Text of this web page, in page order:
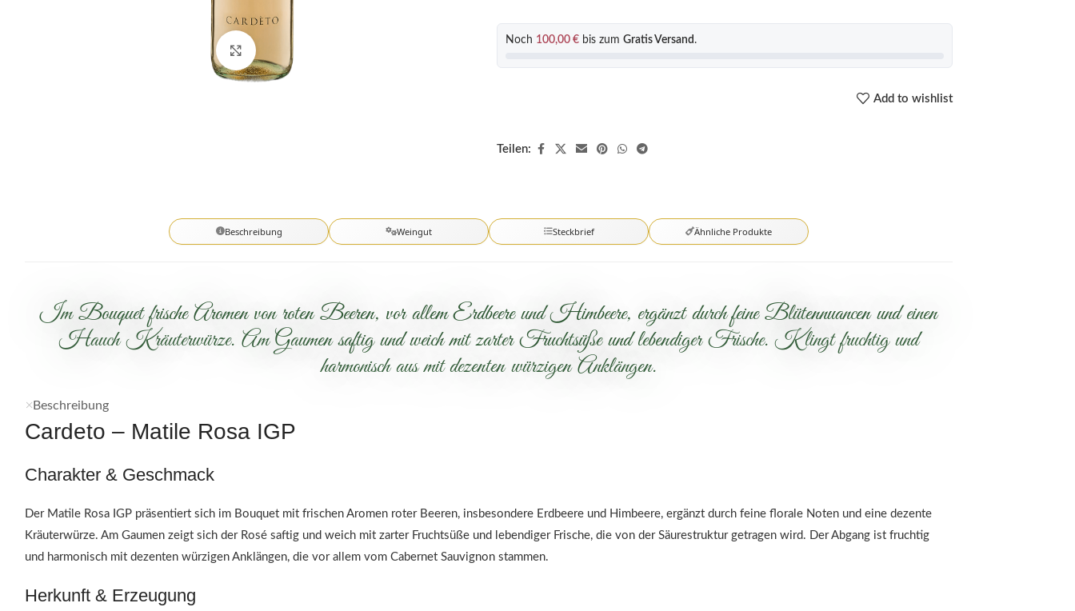
Click to enlarge
Noch 100,00 € bis zum Gratis Versand .
Add to wishlist
Teilen:
Beschreibung Weingut Steckbrief Ähnliche Produkte
Im Bouquet frische Aromen von roten Beeren, vor allem Erdbeere und Himbeere, ergänzt durch feine Blütennuancen und einen
Hauch Kräuterwürze. Am Gaumen saftig und weich mit zarter Fruchtsüße und lebendiger Frische. Klingt fruchtig und
harmonisch aus mit dezenten würzigen Anklängen.
Beschreibung
Cardeto – Matile Rosa IGP
Charakter & Geschmack
Der Matile Rosa IGP präsentiert sich im Bouquet mit frischen Aromen roter Beeren, insbesondere Erdbeere und Himbeere, ergänzt durch feine florale Noten und eine dezente
Kräuterwürze. Am Gaumen zeigt sich der Rosé saftig und weich mit zarter Fruchtsüße und lebendiger Frische, die von der Säurestruktur getragen wird. Der Abgang ist fruchtig
und harmonisch mit dezenten würzigen Anklängen, die vor allem vom Cabernet Sauvignon stammen.
Herkunft & Erzeugung